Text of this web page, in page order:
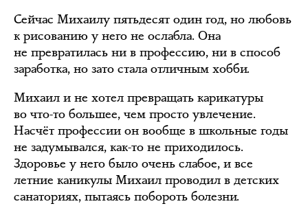
Сейчас Михаилу пятьдесят один год, но любовь
к рисованию у него не ослабла. Она
не превратилась ни в профессию, ни в способ
заработка, но зато стала отличным хобби.
Михаил и не хотел превращать карикатуры
во что-то большее, чем просто увлечение.
Насчёт профессии он вообще в школьные годы
не задумывался, как-то не приходилось.
Здоровье у него было очень слабое, и все
летние каникулы Михаил проводил в детских
санаториях, пытаясь побороть болезни.